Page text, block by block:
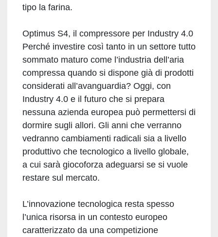
tipo la farina.
Optimus S4, il compressore per Industry 4.0
Perché investire così tanto in un settore tutto
sommato maturo come l’industria dell’aria
compressa quando si dispone già di prodotti
considerati all’avanguardia? Oggi, con
Industry 4.0 e il futuro che si prepara
nessuna azienda europea può permettersi di
dormire sugli allori. Gli anni che verranno
vedranno cambiamenti radicali sia a livello
produttivo che tecnologico a livello globale,
a cui sarà giocoforza adeguarsi se si vuole
restare sul mercato.
L’innovazione tecnologica resta spesso
l’unica risorsa in un contesto europeo
caratterizzato da una competizione